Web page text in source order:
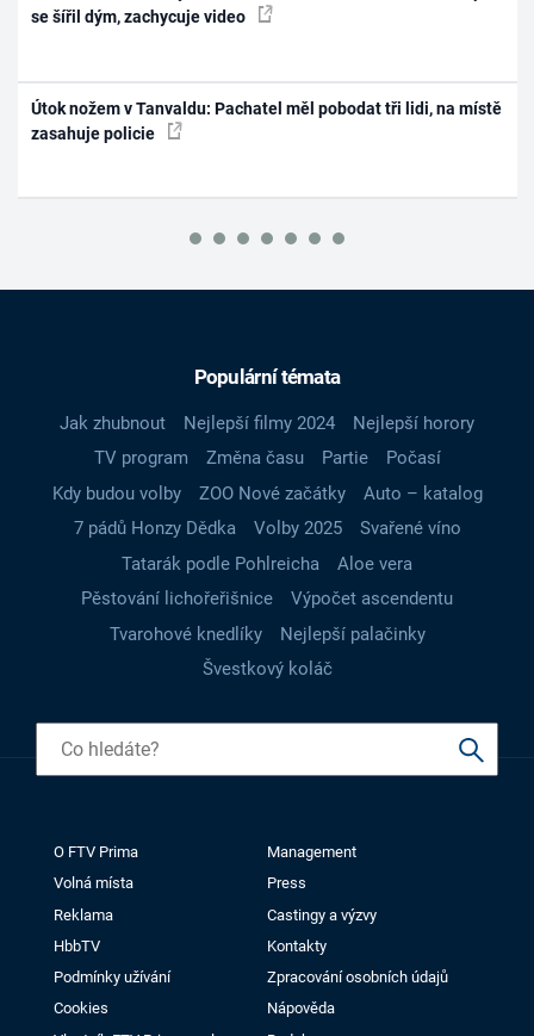
se šířil dým, zachycuje video
Útok nožem v Tanvaldu: Pachatel měl pobodat tři lidi, na místě
zasahuje policie
Populární témata
Jak zhubnout Nejlepší filmy 2024
Nejlepší horory
TV program
Změna času Partie
Počasí
Kdy budou volby
ZOO Nové začátky
Auto – katalog
7 pádů Honzy Dědka
Volby 2025
Svařené víno
Tatarák podle Pohlreicha
Aloe vera
Pěstování lichořeřišnice
Výpočet ascendentu
Tvarohové knedlíky
Nejlepší palačinky
Švestkový koláč
O FTV Prima
Management
Volná místa
Press
Reklama
Castingy a výzvy
HbbTV
Kontakty
Podmínky užívání
Zpracování osobních údajů
Cookies
Nápověda